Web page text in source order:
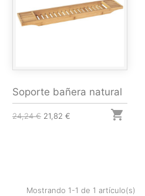
Soporte bañera natural
24,24 € 21,82 € 
Mostrando 1-1 de 1 artículo(s)